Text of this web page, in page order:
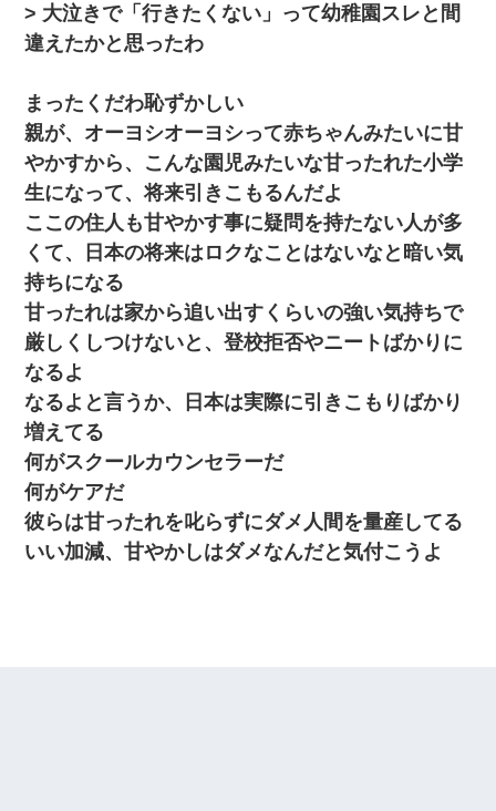
> 大泣きで「行きたくない」って幼稚園スレと間
違えたかと思ったわ
まったくだわ恥ずかしい
親が、オーヨシオーヨシって赤ちゃんみたいに甘
やかすから、こんな園児みたいな甘ったれた小学
生になって、将来引きこもるんだよ
ここの住人も甘やかす事に疑問を持たない人が多
くて、日本の将来はロクなことはないなと暗い気
持ちになる
甘ったれは家から追い出すくらいの強い気持ちで
厳しくしつけないと、登校拒否やニートばかりに
なるよ
なるよと言うか、日本は実際に引きこもりばかり
増えてる
何がスクールカウンセラーだ
何がケアだ
彼らは甘ったれを叱らずにダメ人間を量産してる
いい加減、甘やかしはダメなんだと気付こうよ